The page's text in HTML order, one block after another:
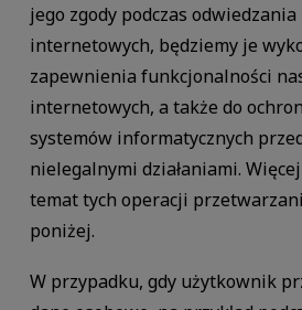
jego zgody podczas
internetowych, będziemy je
zapewnienia funkcjonalności
internetowych, a także do
systemów informatycznych
nielegalnymi działaniami.
temat tych operacji
poniżej.
W przypadku, gdy użytkownik